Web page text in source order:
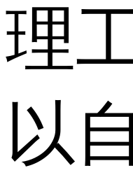
理
以